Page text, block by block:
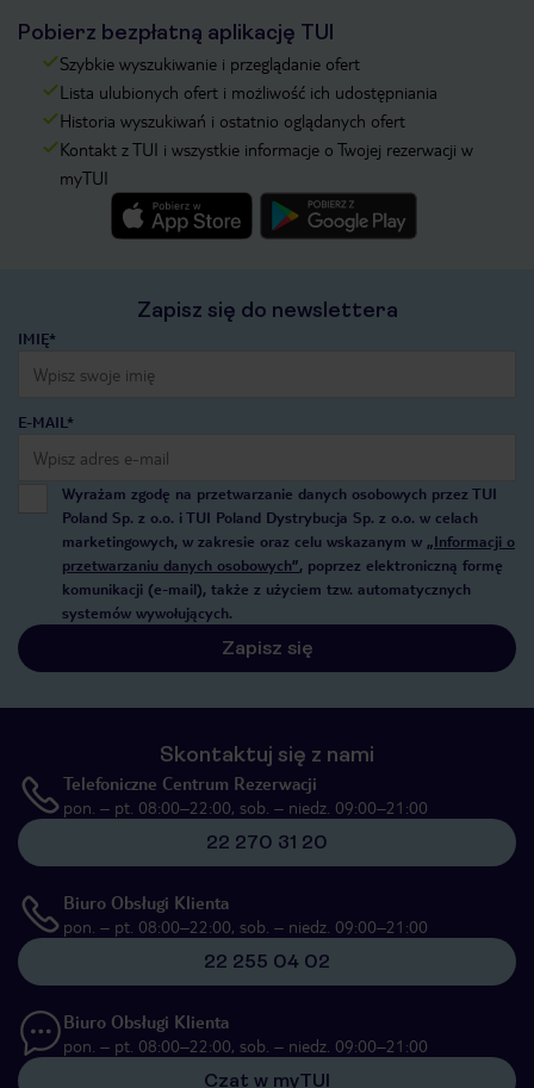
Pobierz bezpłatną aplikację TUI
Szybkie wyszukiwanie i przeglądanie ofert
Lista ulubionych ofert i możliwość ich udostępniania
Historia wyszukiwań i ostatnio oglądanych ofert
Kontakt z TUI i wszystkie informacje o Twojej rezerwacji w
myTUI
Zapisz się do newslettera
IMIĘ*
E-MAIL*
Wyrażam zgodę na przetwarzanie danych osobowych przez TUI
Poland Sp. z o.o. i TUI Poland Dystrybucja Sp. z o.o. w celach
marketingowych, w zakresie oraz celu wskazanym w „Informacji o
przetwarzaniu danych osobowych”, poprzez elektroniczną formę
komunikacji (e-mail), także z użyciem tzw. automatycznych
systemów wywołujących.
Zapisz się
Skontaktuj się z nami
Telefoniczne Centrum Rezerwacji
pon. – pt. 08:00–22:00, sob. – niedz. 09:00–21:00
22 270 31 20
Biuro Obsługi Klienta
pon. – pt. 08:00–22:00, sob. – niedz. 09:00–21:00
22 255 04 02
Biuro Obsługi Klienta
pon. – pt. 08:00–22:00, sob. – niedz. 09:00–21:00
Czat w myTUI